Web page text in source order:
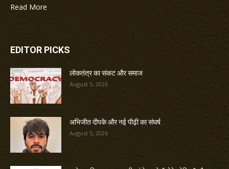
Read More
EDITOR PICKS
लोकतंत्र का संकट और समाज
August 5, 2026
अभिजीत दीपके और नई पीढ़ी का संघर्ष
August 5, 2026